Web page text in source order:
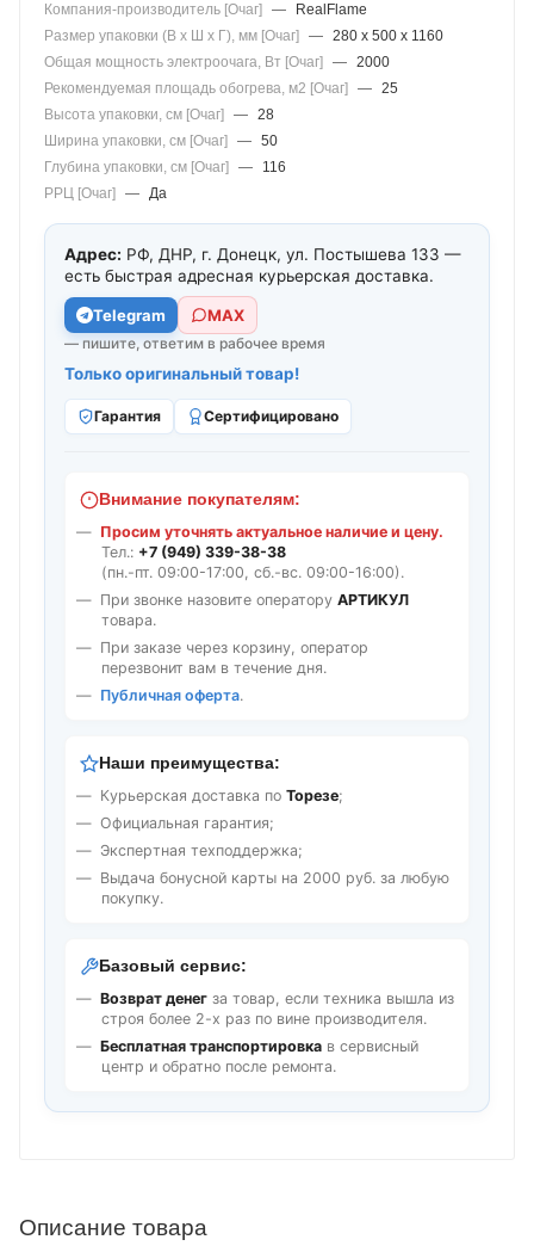
Компания-производитель [Очаг]
—
RealFlame
Размер упаковки (В x Ш x Г), мм [Очаг]
— 280 x 500 x 1160
Общая мощность электроочага, Вт [Очаг]
— 2000
Рекомендуемая площадь обогрева, м2 [Очаг]
— 25
Высота упаковки, см [Очаг]
— 28
Ширина упаковки, см [Очаг]
— 50
Глубина упаковки, см [Очаг]
—
116
РРЦ [Очаг]
— Да
Адрес: РФ, ДНР, г. Донецк, ул. Постышева 133 —
есть быстрая адресная курьерская доставка.
Telegram МАХ
— пишите, ответим в рабочее время
Только оригинальный товар!
Гарантия Сертифицировано
Внимание покупателям:
Просим уточнять актуальное наличие и цену.
Тел.: +7 (949) 339-38-38
(пн.-пт. 09:00-17:00, сб.-вс. 09:00-16:00).
При звонке назовите оператору АРТИКУЛ
товара.
При заказе через корзину, оператор
перезвонит вам в течение дня.
Публичная оферта.
Наши преимущества:
Курьерская доставка по Торезе;
Официальная гарантия;
Экспертная техподдержка;
Выдача бонусной карты на 2000 руб. за любую
покупку.
Базовый сервис:
Возврат денег за товар, если техника вышла из
строя более 2-х раз по вине производителя.
Бесплатная транспортировка в сервисный
центр и обратно после ремонта.
Описание товара